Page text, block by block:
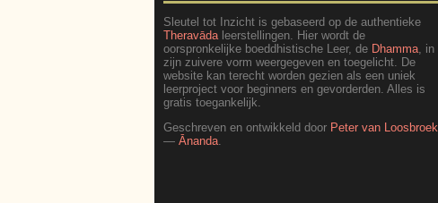
Sleutel tot Inzicht is gebaseerd op de authentieke
Theravāda leerstellingen. Hier wordt de
oorspronkelijke boeddhistische Leer, de Dhamma , in
zijn zuivere vorm weergegeven en toegelicht. De
website kan terecht worden gezien als een uniek
leerproject voor beginners en gevorderden. Alles is
gratis toegankelijk.
Geschreven en ontwikkeld door Peter van Loosbroek
— Ānanda